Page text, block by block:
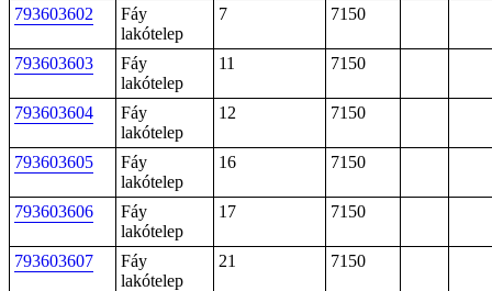
793603602
Fáy
lakótelep
7 7150
793603603
Fáy
lakótelep
11 7150
793603604
Fáy
lakótelep
12 7150
793603605
Fáy
lakótelep
16 7150
793603606
Fáy
lakótelep
17 7150
793603607
Fáy
lakótelep
21 7150